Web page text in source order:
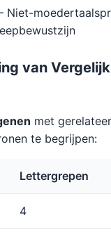
Niet-
van
met
te begrijpen:
Lettergrepen
4